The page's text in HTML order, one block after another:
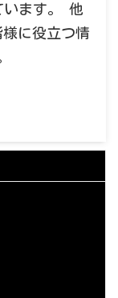
います。 他
に役立つ情